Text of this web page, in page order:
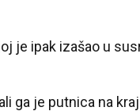
je ipak izašao u
ga je putnica na